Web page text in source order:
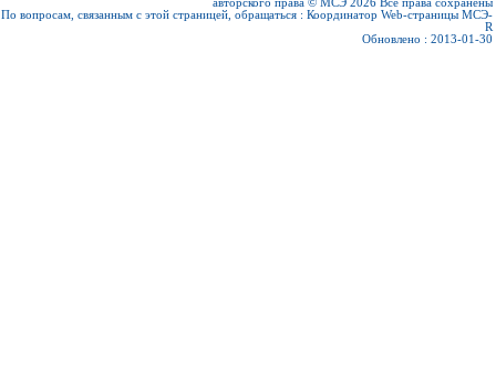
авторского права © МСЭ 2026 Все права сохранены
По вопросам, связанным с этой страницей, обращаться : Координатор Web-страницы МСЭ-
R
Обновлено : 2013-01-30